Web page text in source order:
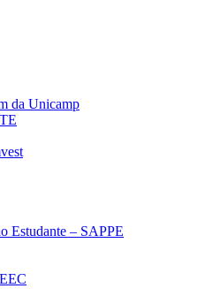
da Unicamp
Estudante – SAPPE